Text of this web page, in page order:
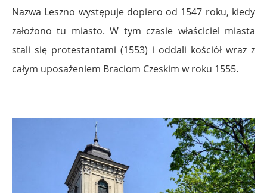
Nazwa Leszno występuje dopiero od 1547 roku, kiedy
założono tu miasto. W tym czasie właściciel miasta
stali się protestantami (1553) i oddali kościół wraz z
całym uposażeniem Braciom Czeskim w roku 1555.